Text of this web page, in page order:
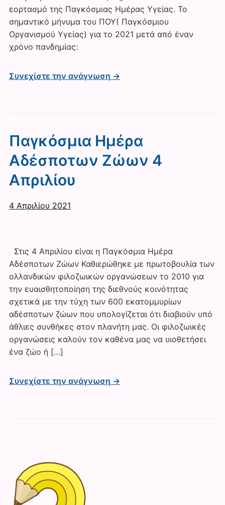
εορτασμό της Παγκόσμιας Ημέρας Υγείας. Το
σημαντικό μήνυμα του ΠΟΥ( Παγκόσμιου
Οργανισμού Υγείας) για το 2021 μετά από έναν
χρόνο πανδημίας:
Συνεχίστε την ανάγνωση →
Παγκόσμια Ημέρα
Αδέσποτων Ζώων 4
Απριλίου
4 Απριλίου 2021
Στις 4 Απριλίου είναι η Παγκόσμια Ημέρα
Αδέσποτων Ζώων Καθιερώθηκε με πρωτοβουλία των
ολλανδικών φιλοζωικών οργανώσεων το 2010 για
την ευαισθητοποίηση της διεθνούς κοινότητας
σχετικά με την τύχη των 600 εκατομμυρίων
αδέσποτων ζώων που υπολογίζεται ότι διαβιούν υπό
άθλιες συνθήκες στον πλανήτη μας. Οι φιλοζωικές
οργανώσεις καλούν τον καθένα μας να υιοθετήσει
ένα ζώο ή […]
Συνεχίστε την ανάγνωση →